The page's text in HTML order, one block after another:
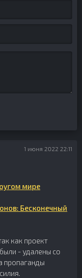
1 июня 2022 22:11
мире
Бесконечный
как проект
- удалены со
пропаганды